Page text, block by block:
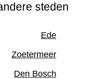
steden
Ede
Zoetermeer
Den Bosch